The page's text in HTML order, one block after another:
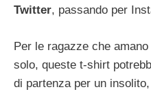
Twitter, passando per
Per le ragazze che amano
solo, queste t-shirt
di partenza per un